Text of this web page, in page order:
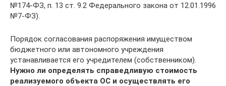
№174-ФЗ, п. 13 ст. 9.2 Федерального закона от 12.01.1996
№7-ФЗ).
Порядок согласования распоряжения имуществом
бюджетного или автономного учреждения
устанавливается его учредителем (собственником).
Нужно ли определять справедливую стоимость
реализуемого объекта ОС и осуществлять его